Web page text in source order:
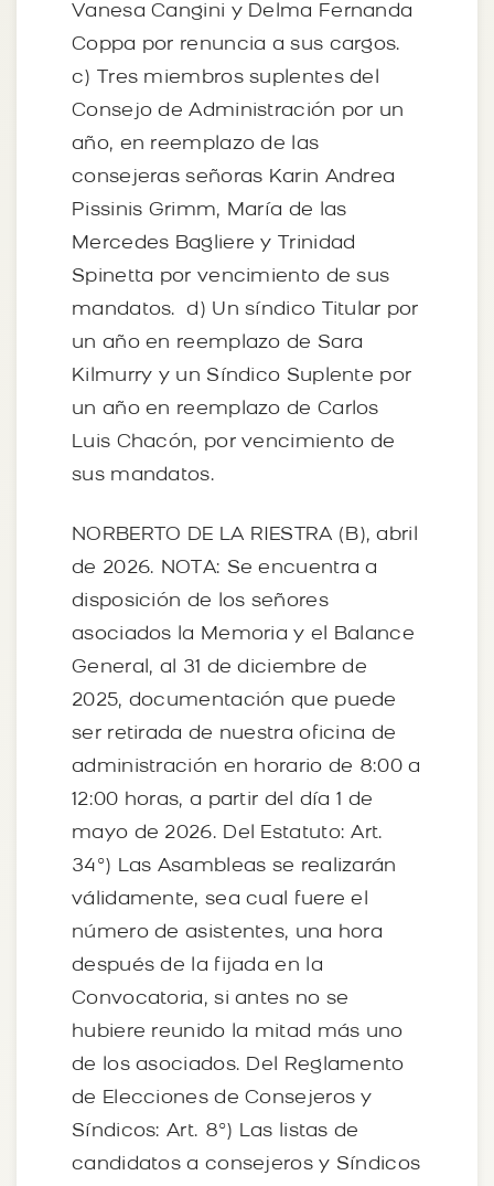
Vanesa Cangini y Delma Fernanda
Coppa por renuncia a sus cargos.
c) Tres miembros suplentes del
Consejo de Administración por un
año, en reemplazo de las
consejeras señoras Karin Andrea
Pissinis Grimm, María de las
Mercedes Bagliere y Trinidad
Spinetta por vencimiento de sus
mandatos. d) Un síndico Titular por
un año en reemplazo de Sara
Kilmurry y un Síndico Suplente por
un año en reemplazo de Carlos
Luis Chacón, por vencimiento de
sus mandatos.
NORBERTO DE LA RIESTRA (B), abril
de 2026. NOTA: Se encuentra a
disposición de los señores
asociados la Memoria y el Balance
General, al 31 de diciembre de
2025, documentación que puede
ser retirada de nuestra oficina de
administración en horario de 8:00 a
12:00 horas, a partir del día 1 de
mayo de 2026. Del Estatuto: Art.
34º) Las Asambleas se realizarán
válidamente, sea cual fuere el
número de asistentes, una hora
después de la fijada en la
Convocatoria, si antes no se
hubiere reunido la mitad más uno
de los asociados. Del Reglamento
de Elecciones de Consejeros y
Síndicos: Art. 8º) Las listas de
candidatos a consejeros y Síndicos